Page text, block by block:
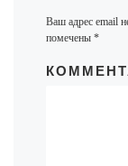
Ваш адрес email
помечены*